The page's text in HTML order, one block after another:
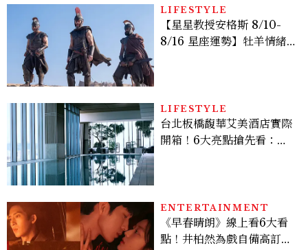
多大？
LIFESTYLE
【星星教授安格斯 8/10-
8/16 星座運勢】牡羊情緒
LIFESTYLE
台北板橋馥華艾美酒店實際
開箱！6大亮點搶先看：新
ENTERTAINMENT
《早春晴朗》線上看6大看
點！井柏然為戲自備高訂，